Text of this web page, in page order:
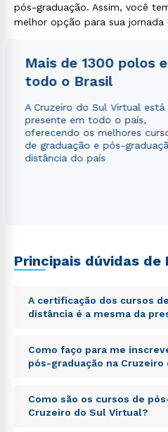
pós-graduação. Assim, você
melhor opção para sua jornada
Mais de 1300 polos
todo o Brasil
A Cruzeiro do Sul Virtual está
presente em todo o país,
oferecendo os melhores
de graduação e pós-
distância do país
Principais dúvidas de
A certificação dos cursos
distância é a mesma da
Sed ut perspiciatis unde
voluptatem accusantium
totam rem aperiam, eaque
explicabo. Nemo enim ipsam
voluptas sit aspernatur aut
Como faço para me
pós-graduação na Cruzeiro
Sed ut perspiciatis unde
voluptatem accusantium
Como são os cursos de
Cruzeiro do Sul Virtual?